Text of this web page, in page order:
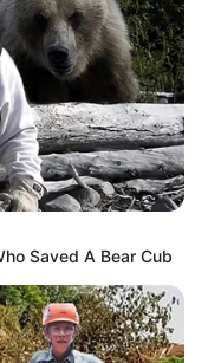
Saved A Bear Cub